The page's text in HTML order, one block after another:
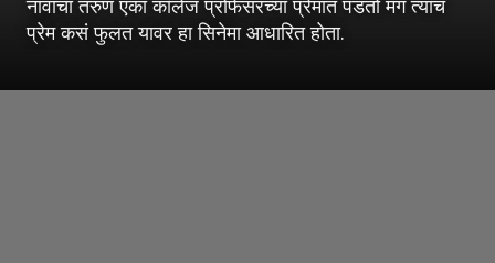
प्रेम कसं फुलत यावर हा सिनेमा आधारित होता.